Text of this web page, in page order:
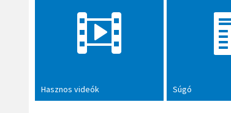
Hasznos videók Súgó